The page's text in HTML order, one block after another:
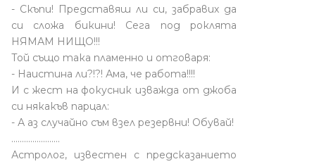
- Скъпи! Представяш ли си, забравих да
си сложа бикини! Сега под роклята
НЯМАМ НИЩО!!!
Той също така пламенно и отговаря:
- Наистина ли?!?! Ама, че работа!!!!
И с жест на фокусник изважда от джоба
си някакъв парцал:
- А аз случайно съм взел резервни! Обувай!
.......................
Астролог, известен с предсказанието